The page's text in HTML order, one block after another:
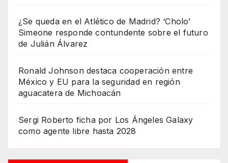
¿Se queda en el Atlético de Madrid? ‘Cholo’
Simeone responde contundente sobre el futuro
de Julián Álvarez
Ronald Johnson destaca cooperación entre
México y EU para la seguridad en región
aguacatera de Michoacán
Sergi Roberto ficha por Los Ángeles Galaxy
como agente libre hasta 2028